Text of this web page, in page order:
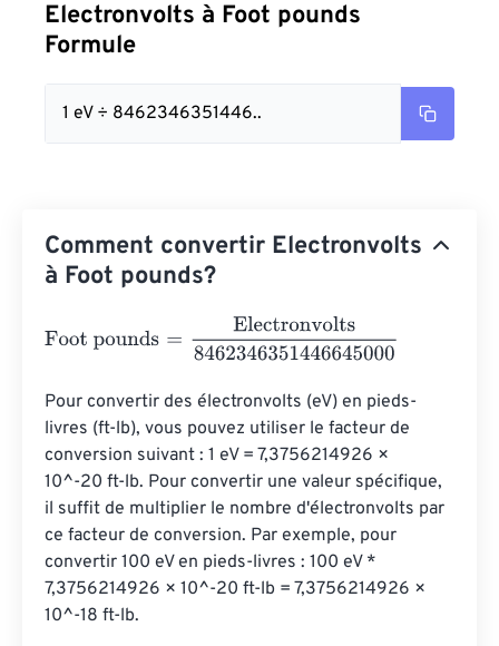
Electronvolts à Foot pounds
Formule
1 eV ÷ 8462346351446..
Comment convertir Electronvolts
à Foot pounds?
Foot pounds = Electronvolts8462346351446645000
Pour convertir des électronvolts (eV) en pieds-
livres (ft-lb), vous pouvez utiliser le facteur de
conversion suivant : 1 eV = 7,3756214926 ×
10^-20 ft-lb. Pour convertir une valeur spécifique,
il suffit de multiplier le nombre d'électronvolts par
ce facteur de conversion. Par exemple, pour
convertir 100 eV en pieds-livres : 100 eV *
7,3756214926 × 10^-20 ft-lb = 7,3756214926 ×
10^-18 ft-lb.